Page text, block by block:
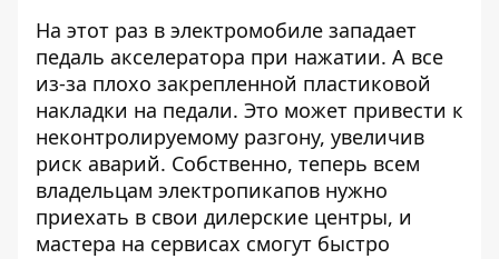
На этот раз в электромобиле западает
педаль акселератора при нажатии. А все
из-за плохо закрепленной пластиковой
накладки на педали. Это может привести к
неконтролируемому разгону, увеличив
риск аварий. Собственно, теперь всем
владельцам электропикапов нужно
приехать в свои дилерские центры, и
мастера на сервисах смогут быстро